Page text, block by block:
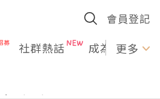
會員登記
社群熱話 成為U更多